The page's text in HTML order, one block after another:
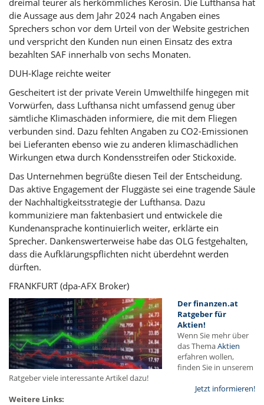
die Aussage aus dem Jahr 2024 nach Angaben eines
Sprechers schon vor dem Urteil von der Website gestrichen
und verspricht den Kunden nun einen Einsatz des extra
bezahlten SAF innerhalb von sechs Monaten.
DUH-Klage reichte weiter
Gescheitert ist der private Verein Umwelthilfe hingegen mit
Vorwürfen, dass Lufthansa nicht umfassend genug über
sämtliche Klimaschäden informiere, die mit dem Fliegen
verbunden sind. Dazu fehlten Angaben zu CO2-Emissionen
bei Lieferanten ebenso wie zu anderen klimaschädlichen
Wirkungen etwa durch Kondensstreifen oder Stickoxide.
Das Unternehmen begrüßte diesen Teil der Entscheidung.
Das aktive Engagement der Fluggäste sei eine tragende Säule
der Nachhaltigkeitsstrategie der Lufthansa. Dazu
kommuniziere man faktenbasiert und entwickele die
Kundenansprache kontinuierlich weiter, erklärte ein
Sprecher. Dankenswerterweise habe das OLG festgehalten,
dass die Aufklärungspflichten nicht überdehnt werden
dürften.
FRANKFURT (dpa-AFX Broker)
Der finanzen.at
Ratgeber für
Aktien!
Wenn Sie mehr über
das ThemaAktien
erfahren wollen,
finden Sie in unserem
Ratgeber viele interessante Artikel dazu!
Jetzt informieren!
Weitere Links: